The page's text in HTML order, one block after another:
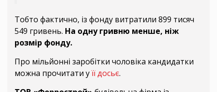
Тобто фактично, із фонду витратили 899 тисяч
549 гривень. На одну гривню менше, ніж
розмір фонду.
Про мільйонні заробітки чоловіка кандидатки
можна прочитати уїї досьє.